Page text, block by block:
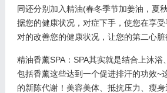
同还分别加入精油(春冬季节加姜油，夏
据您的健康状况，对症下手，使您在享
对的改善您的健康状况，让您的第二心脏
精油香薰SPA：SPA其实就是结合上沐
包括香薰这些达到一个促进排汗的功效~
的新陈代谢！美容美体、抵抗压力、瘦身